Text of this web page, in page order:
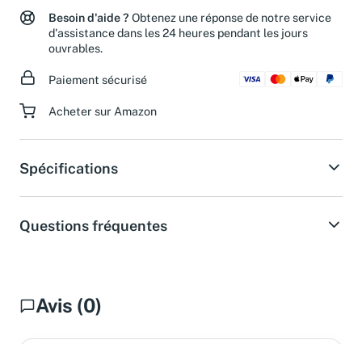
Besoin d'aide ? Obtenez une réponse de notre service
d'assistance dans les 24 heures pendant les jours
ouvrables.
Paiement sécurisé
Acheter sur Amazon
Spécifications
Questions fréquentes
Avis (0)